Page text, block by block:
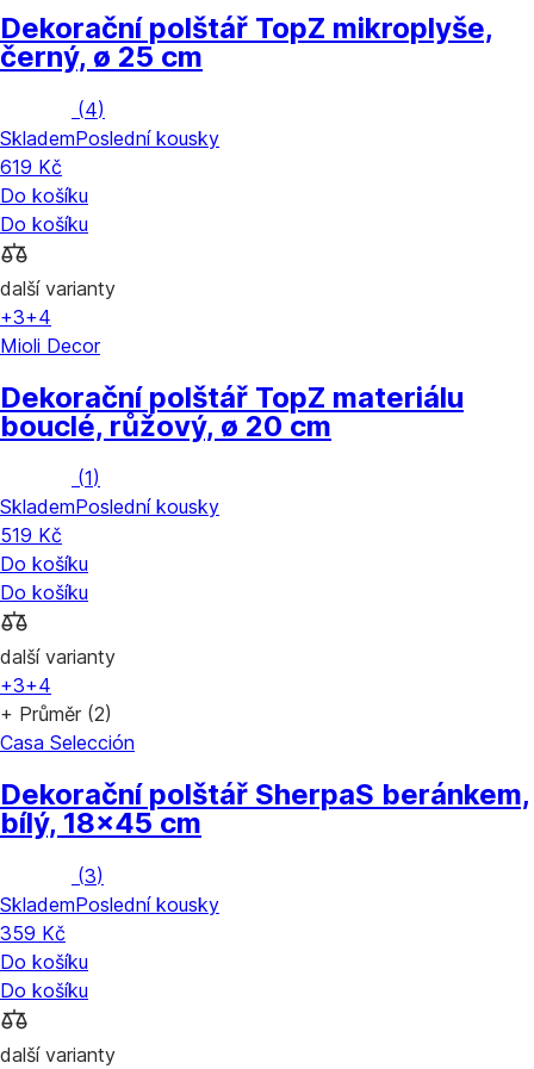
Dekorační polštář TopZ mikroplyše,
černý, ø 25 cm
(4)
SklademPoslední kousky
619 Kč
Do košíku
Do košíku
další varianty
+3+4
Mioli Decor
Dekorační polštář TopZ materiálu
bouclé, růžový, ø 20 cm
(1)
SklademPoslední kousky
519 Kč
Do košíku
Do košíku
další varianty
+3+4
+ Průměr (2)
Casa Selección
Dekorační polštář SherpaS beránkem,
bílý, 18x45 cm
(3)
SklademPoslední kousky
359 Kč
Do košíku
Do košíku
další varianty